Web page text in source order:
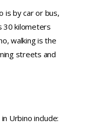
is by car or bus,
30 kilometers
walking is the
streets and
Urbino include: